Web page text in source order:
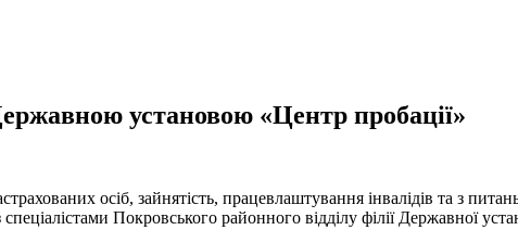
установою «Центр пробації»
осіб, зайнятість, працевлаштування інвалідів та з
Покровського районного відділу філії Державної